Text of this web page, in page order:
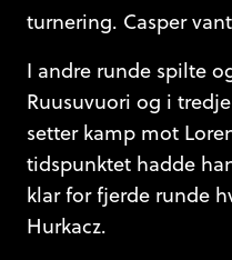
turnering. Casper
I andre runde spilte
Ruusuvuori og i
setter kamp mot
tidspunktet hadde
klar for fjerde runde
Hurkacz.